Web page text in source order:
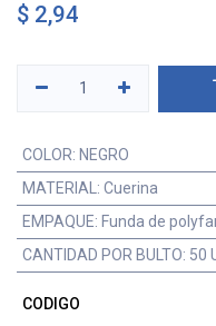
$ 2,94
COLOR: NEGRO
MATERIAL : Cuerina
EMPAQUE: Funda de
CANTIDAD POR BULTO: 50
CODIGO